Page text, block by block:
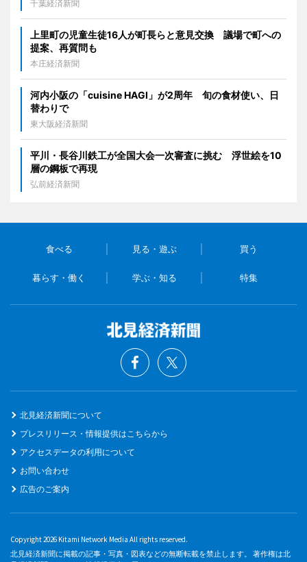
千葉経済新聞
上里町の児童生徒16人が町長らと意見交換 議場で町への
提案、再質問も
本庄経済新聞
河内小阪の「cuisine HAGI」が2周年 旬の食材使い、日
替わりで
東大阪経済新聞
平川・長谷川鉄工が全国大会一次審査に挑む 浮世絵を10
層の鋼板で再現
弘前経済新聞
食べる 見る・遊ぶ 買う
暮らす・働く 学ぶ・知る 特集
北見経済新聞について
プレスリリース・情報提供はこちらから
アクセスデータの利用について
お問い合わせ
広告のご案内
Copyright 2026 Kitami Network Media All rights reserved.
北見経済新聞に掲載の記事・写真・図表などの無断転載を禁止します。 著作権は北